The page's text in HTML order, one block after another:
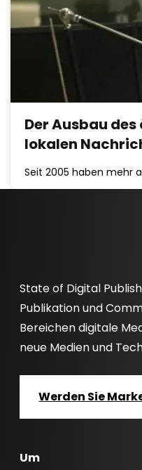
Der Ausbau
lokalen
Seit 2005 haben mehr
State of Digital
Publikation und
Bereichen digitale
neue Medien und
Werden Sie
Um